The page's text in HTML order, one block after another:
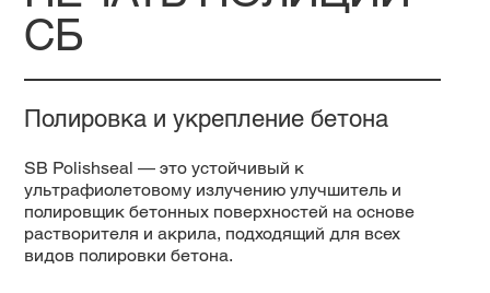
СБ
Полировка и укрепление бетона
SB Polishseal — это устойчивый к
ультрафиолетовому излучению улучшитель и
полировщик бетонных поверхностей на основе
растворителя и акрила, подходящий для всех
видов полировки бетона.